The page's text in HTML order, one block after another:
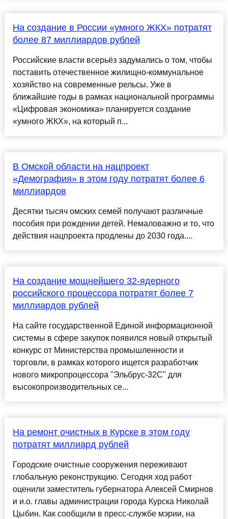
На создание в России «умного ЖКХ» потратят
более 87 миллиардов рублей
Российские власти всерьёз задумались о том, чтобы
поставить отечественное жилищно-коммунальное
хозяйство на современные рельсы. Уже в
ближайшие годы в рамках национальной программы
«Цифровая экономика» планируется создание
«умного ЖКХ», на который п...
В Омской области на нацпроект
«Демография» в этом году потратят более 6
миллиардов
Десятки тысяч омских семей получают различные
пособия при рождении детей. Немаловажно и то, что
действия нацпроекта продлены до 2030 года....
На создание мощнейшего 32-ядерного
российского процессора потратят более 7
миллиардов рублей
На сайте государственной Единой информационной
системы в сфере закупок появился новый открытый
конкурс от Министерства промышленности и
торговли, в рамках которого ищется разработчик
нового микропроцессора "Эльбрус-32С" для
высокопроизводительных се...
На ремонт очистных в Курске в этом году
потратят миллиард рублей
Городские очистные сооружения переживают
глобальную реконструкцию. Сегодня ход работ
оценили заместитель губернатора Алексей Смирнов
и и.о. главы администрации города Курска Николай
Цыбин. Как сообщили в пресс-службе мэрии, на